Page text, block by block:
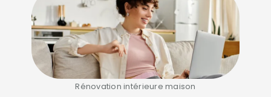
Rénovation intérieure maison